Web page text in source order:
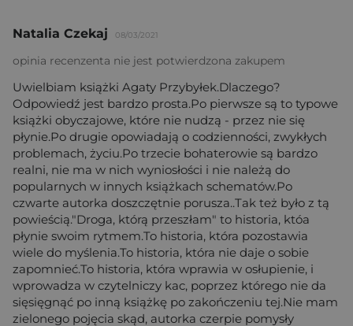
Natalia Czekaj 08/03/2021
opinia recenzenta nie jest potwierdzona zakupem
Uwielbiam książki Agaty Przybyłek.Dlaczego?
Odpowiedź jest bardzo prosta.Po pierwsze są to typowe
książki obyczajowe, które nie nudzą - przez nie się
płynie.Po drugie opowiadają o codzienności, zwykłych
problemach, życiu.Po trzecie bohaterowie są bardzo
realni, nie ma w nich wyniosłości i nie należą do
popularnych w innych książkach schematów.Po
czwarte autorka doszczętnie porusza..Tak też było z tą
powieścią."Droga, którą przeszłam" to historia, któa
płynie swoim rytmem.To historia, która pozostawia
wiele do myślenia.To historia, która nie daje o sobie
zapomnieć.To historia, która wprawia w osłupienie, i
wprowadza w czytelniczy kac, poprzez którego nie da
sięsięgnąć po inną książkę po zakończeniu tej.Nie mam
zielonego pojęcia skąd, autorka czerpie pomysły